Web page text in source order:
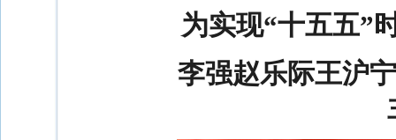
为实现“十五五”
李强赵乐际王沪